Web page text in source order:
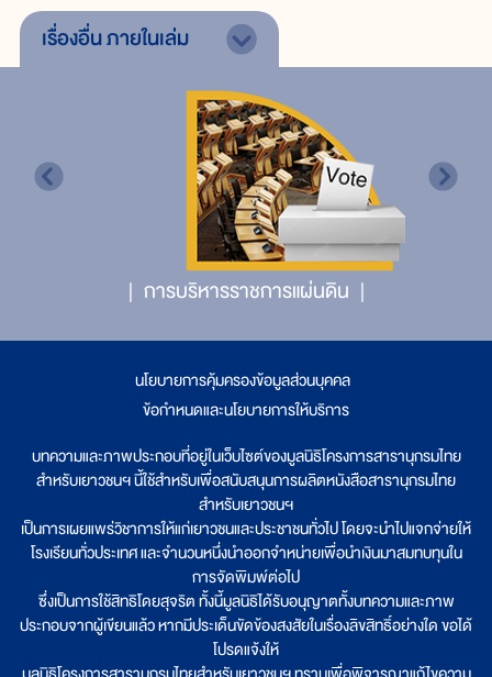
เรื่องอื่นภายในเล่ม
การบริหารราชการแผ่นดิน
นโยบายการคุ้มครองข้อมูลส่วนบุคคล
ข้อกำหนดและนโยบายการให้บริการ
บทความและภาพประกอบที่อยู่ในเว็บไซต์ของมูลนิธิโครงการสารานุกรมไทย
สำหรับเยาวชนฯ นี้ใช้สำหรับเพื่อสนับสนุนการผลิตหนังสือสารานุกรมไทย
สำหรับเยาวชนฯ
เป็นการเผยแพร่วิชาการให้แก่เยาวชนและประชาชนทั่วไป โดยจะนำไปแจกจ่ายให้
โรงเรียนทั่วประเทศ และจำนวนหนึ่งนำออกจำหน่ายเพื่อนำเงินมาสมทบทุนใน
การจัดพิมพ์ต่อไป
ซึ่งเป็นการใช้สิทธิโดยสุจริต ทั้งนี้มูลนิธิได้รับอนุญาตทั้งบทความและภาพ
ประกอบจากผู้เขียนแล้ว หากมีประเด็นขัดข้องสงสัยในเรื่องลิขสิทธิ์อย่างใด ขอได้
โปรดแจ้งให้